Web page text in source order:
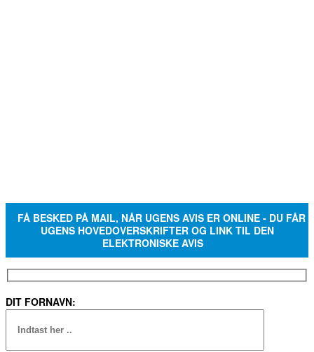
FÅ BESKED PÅ MAIL, NÅR UGENS AVIS ER ONLINE - DU FÅR
UGENS HOVEDOVERSKRIFTER OG LINK TIL DEN
ELEKTRONISKE AVIS
DIT FORNAVN: